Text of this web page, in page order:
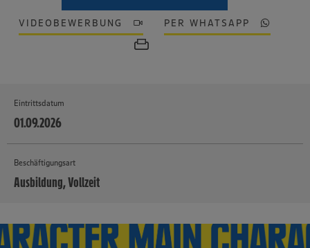
VIDEOBEWERBUNG PER WHATSAPP
Eintrittsdatum
01.09.2026
Beschäftigungsart
Ausbildung, Vollzeit